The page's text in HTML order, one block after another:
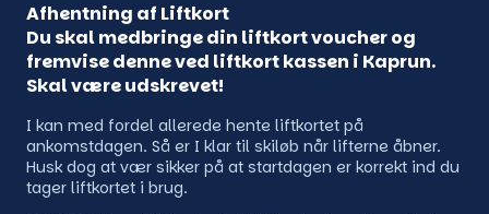
Afhentning af Liftkort
Du skal medbringe din liftkort voucher og
fremvise denne ved liftkort kassen i Kaprun.
Skal være udskrevet!
I kan med fordel allerede hente liftkortet på
ankomstdagen. Så er I klar til skiløb når lifterne åbner.
Husk dog at vær sikker på at startdagen er korrekt ind du
tager liftkortet i brug.